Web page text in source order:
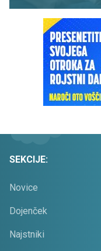
SEKCIJE:
Novice
Dojenček
Najstniki